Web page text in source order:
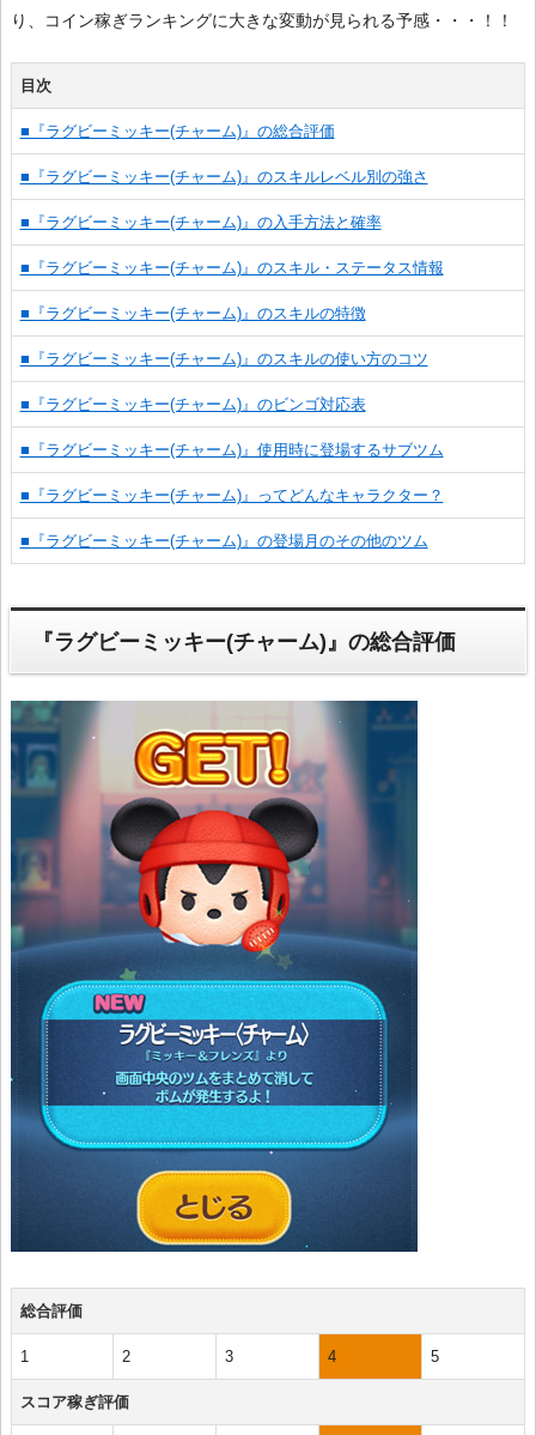
り、コイン稼ぎランキングに大きな変動が見られる予感・・・！！
目次
■『ラグビーミッキー(チャーム)』の総合評価
■『ラグビーミッキー(チャーム)』のスキルレベル別の強さ
■『ラグビーミッキー(チャーム)』の入手方法と確率
■『ラグビーミッキー(チャーム)』のスキル・ステータス情報
■『ラグビーミッキー(チャーム)』のスキルの特徴
■『ラグビーミッキー(チャーム)』のスキルの使い方のコツ
■『ラグビーミッキー(チャーム)』のビンゴ対応表
■『ラグビーミッキー(チャーム)』使用時に登場するサブツム
■『ラグビーミッキー(チャーム)』ってどんなキャラクター？
■『ラグビーミッキー(チャーム)』の登場月のその他のツム
『ラグビーミッキー(チャーム)』の総合評価
総合評価
1 2 3 4 5
スコア稼ぎ評価